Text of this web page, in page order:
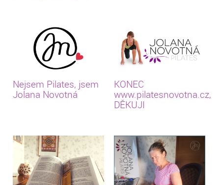
Nejsem Pilates, jsem
Jolana Novotná
KONEC
www.pilatesnovotna.cz,
DĚKUJI